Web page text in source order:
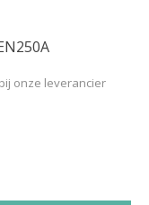
onze leverancier